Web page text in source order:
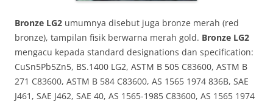
Bronze LG2 umumnya disebut juga bronze merah (red
bronze), tampilan fisik berwarna merah gold. Bronze LG2
mengacu kepada standard designations dan specification:
CuSn5Pb5Zn5, BS.1400 LG2, ASTM B 505 C83600, ASTM B
271 C83600, ASTM B 584 C83600, AS 1565 1974 836B, SAE
J461, SAE J462, SAE 40, AS 1565-1985 C83600, AS 1565 1974